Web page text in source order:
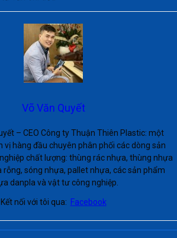
Võ Văn Quyết
– CEO Công ty Thuận Thiên Plastic: một
vị hàng đầu chuyên phân phối các dòng sản
chất lượng: thùng rác nhựa, thùng nhựa
rỗng, sóng nhựa, pallet nhựa, các sản phẩm
danpla và vật tư công nghiệp.
Kết nối với tôi qua: Facebook